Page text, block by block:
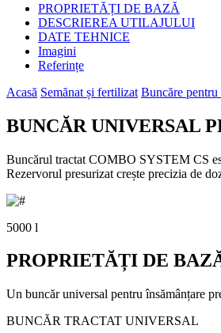
PROPRIETĂȚI DE BAZĂ
DESCRIEREA UTILAJULUI
DATE TEHNICE
Imagini
Referințe
Acasă Semănat și fertilizat Buncăre pentru
BUNCĂR UNIVERSAL
Buncărul tractat COMBO SYSTEM CS
Rezervorul presurizat crește precizia de
5000 l
PROPRIETĂȚI DE
Un buncăr universal pentru însămânțare
BUNCĂR TRACTAT UNIVERSAL